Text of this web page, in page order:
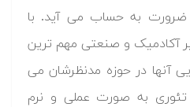
ضرورت به حساب می آید. با
آکادمیک و صنعتی مهم ترین
آنها در حوزه مدنظرشان می
تئوری به صورت عملی و نرم